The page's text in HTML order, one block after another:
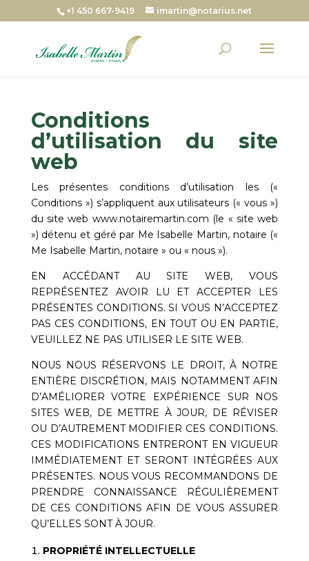
+1 450 667-9419 imartin@notarius.net
Conditions
d’utilisation du site
web
Les présentes conditions d’utilisation les («
Conditions ») s’appliquent aux utilisateurs (« vous »)
du site web www.notairemartin.com (le « site web
») détenu et géré par Me Isabelle Martin, notaire («
Me Isabelle Martin, notaire » ou « nous »).
EN ACCÉDANT AU SITE WEB, VOUS
REPRÉSENTEZ AVOIR LU ET ACCEPTER LES
PRÉSENTES CONDITIONS. SI VOUS N’ACCEPTEZ
PAS CES CONDITIONS, EN TOUT OU EN PARTIE,
VEUILLEZ NE PAS UTILISER LE SITE WEB.
NOUS NOUS RÉSERVONS LE DROIT, À NOTRE
ENTIÈRE DISCRÉTION, MAIS NOTAMMENT AFIN
D’AMÉLIORER VOTRE EXPÉRIENCE SUR NOS
SITES WEB, DE METTRE À JOUR, DE RÉVISER
OU D’AUTREMENT MODIFIER CES CONDITIONS.
CES MODIFICATIONS ENTRERONT EN VIGUEUR
IMMÉDIATEMENT ET SERONT INTÉGRÉES AUX
PRÉSENTES. NOUS VOUS RECOMMANDONS DE
PRENDRE CONNAISSANCE RÉGULIÈREMENT
DE CES CONDITIONS AFIN DE VOUS ASSURER
QU’ELLES SONT À JOUR.
PROPRIÉTÉ INTELLECTUELLE